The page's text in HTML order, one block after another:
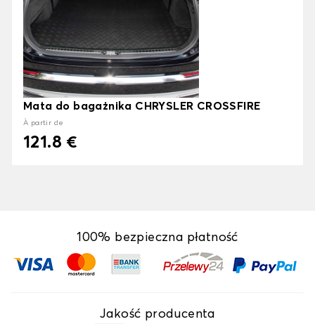
Mata do bagażnika CHRYSLER CROSSFIRE
À partir de
121.8 €
100% bezpieczna płatność
Jakość producenta